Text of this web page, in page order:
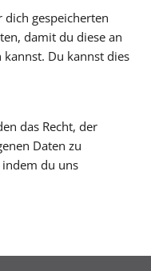
dich gespeicherten
damit du diese an
Du kannst dies
das Recht, der
Daten zu
du uns